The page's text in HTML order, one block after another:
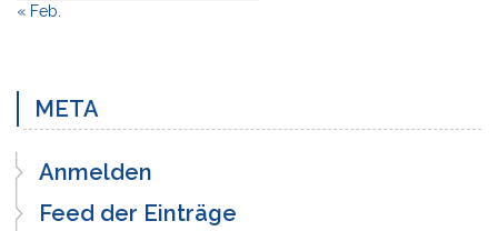
« Feb.
META
Anmelden
Feed der Einträge